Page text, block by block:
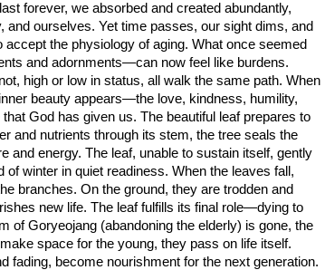
forever, we absorbed and created abundantly,
and ourselves. Yet time passes, our sight dims, and
the physiology of aging. What once seemed
and adornments—can now feel like burdens.
high or low in status, all walk the same path. When
beauty appears—the love, kindness, humility,
God has given us. The beautiful leaf prepares to
and nutrients through its stem, the tree seals the
and energy. The leaf, unable to sustain itself, gently
of winter in quiet readiness. When the leaves fall,
branches. On the ground, they are trodden and
new life. The leaf fulfills its final role—dying to
of Goryeojang (abandoning the elderly) is gone, the
space for the young, they pass on life itself.
fading, become nourishment for the next generation.